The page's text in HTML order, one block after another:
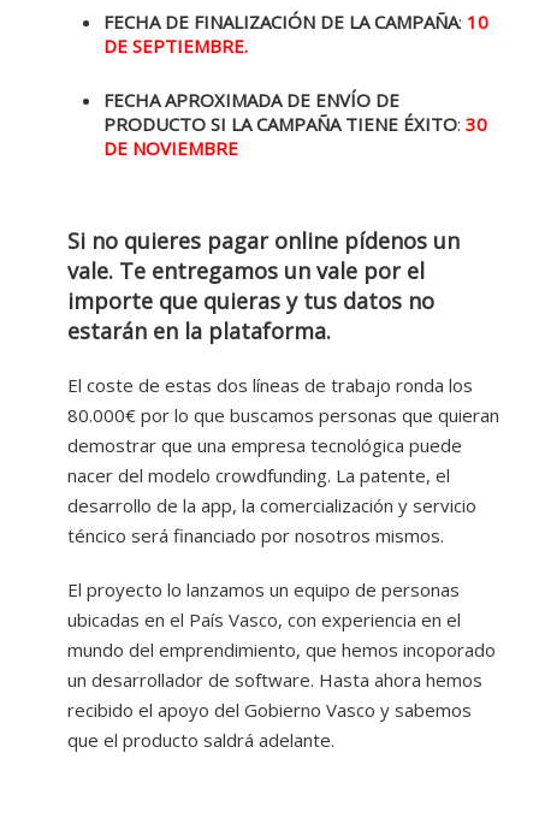
FECHA DE FINALIZACIÓN DE LA CAMPAÑA: 10
DE SEPTIEMBRE.
FECHA APROXIMADA DE ENVÍO DE
PRODUCTO SI LA CAMPAÑA TIENE ÉXITO: 30
DE NOVIEMBRE
Si no quieres pagar online pídenos un
vale. Te entregamos un vale por el
importe que quieras y tus datos no
estarán en la plataforma.
El coste de estas dos líneas de trabajo ronda los
80.000€ por lo que buscamos personas que quieran
demostrar que una empresa tecnológica puede
nacer del modelo crowdfunding. La patente, el
desarrollo de la app, la comercialización y servicio
téncico será financiado por nosotros mismos.
El proyecto lo lanzamos un equipo de personas
ubicadas en el País Vasco, con experiencia en el
mundo del emprendimiento, que hemos incoporado
un desarrollador de software. Hasta ahora hemos
recibido el apoyo del Gobierno Vasco y sabemos
que el producto saldrá adelante.